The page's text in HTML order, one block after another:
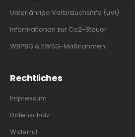
Unterjährige Verbrauchsinfo (uVI)
Informationen zur Co2-Steuer
WBPBG & EWSG-Maßnahmen
Rechtliches
Impressum
Datenschutz
Widerruf